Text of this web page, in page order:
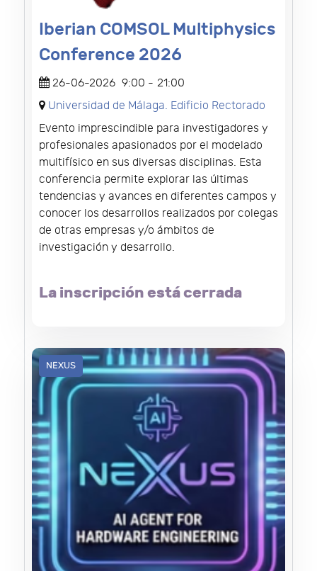
Iberian COMSOL Multiphysics
Conference 2026
26-06-2026 9:00 - 21:00
Universidad de Málaga. Edificio Rectorado
Evento imprescindible para investigadores y
profesionales apasionados por el modelado
multifísico en sus diversas disciplinas. Esta
conferencia permite explorar las últimas
tendencias y avances en diferentes campos y
conocer los desarrollos realizados por colegas
de otras empresas y/o ámbitos de
investigación y desarrollo.
La inscripción está cerrada
NEXUS